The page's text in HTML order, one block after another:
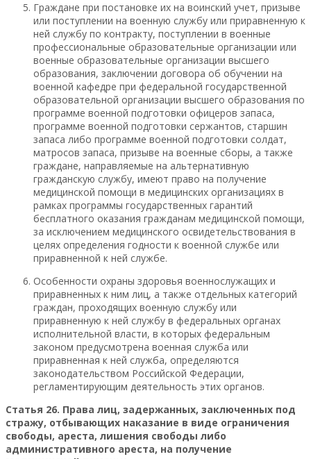
Граждане при постановке их на воинский учет, призыве
или поступлении на военную службу или приравненную к
ней службу по контракту, поступлении в военные
профессиональные образовательные организации или
военные образовательные организации высшего
образования, заключении договора об обучении на
военной кафедре при федеральной государственной
образовательной организации высшего образования по
программе военной подготовки офицеров запаса,
программе военной подготовки сержантов, старшин
запаса либо программе военной подготовки солдат,
матросов запаса, призыве на военные сборы, а также
граждане, направляемые на альтернативную
гражданскую службу, имеют право на получение
медицинской помощи в медицинских организациях в
рамках программы государственных гарантий
бесплатного оказания гражданам медицинской помощи,
за исключением медицинского освидетельствования в
целях определения годности к военной службе или
приравненной к ней службе.
Особенности охраны здоровья военнослужащих и
приравненных к ним лиц, а также отдельных категорий
граждан, проходящих военную службу или
приравненную к ней службу в федеральных органах
исполнительной власти, в которых федеральным
законом предусмотрена военная служба или
приравненная к ней служба, определяются
законодательством Российской Федерации,
регламентирующим деятельность этих органов.
Статья 26. Права лиц, задержанных, заключенных под
стражу, отбывающих наказание в виде ограничения
свободы, ареста, лишения свободы либо
административного ареста, на получение